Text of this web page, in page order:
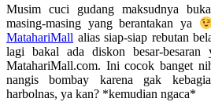
Musim cuci gudang maksudnya
masing-masing yang berantakan ya
MatahariMall alias siap-siap rebutan
lagi bakal ada diskon besar-besaran
MatahariMall.com. Ini cocok banget
nangis bombay karena gak
harbolnas, ya kan? *kemudian ngaca*